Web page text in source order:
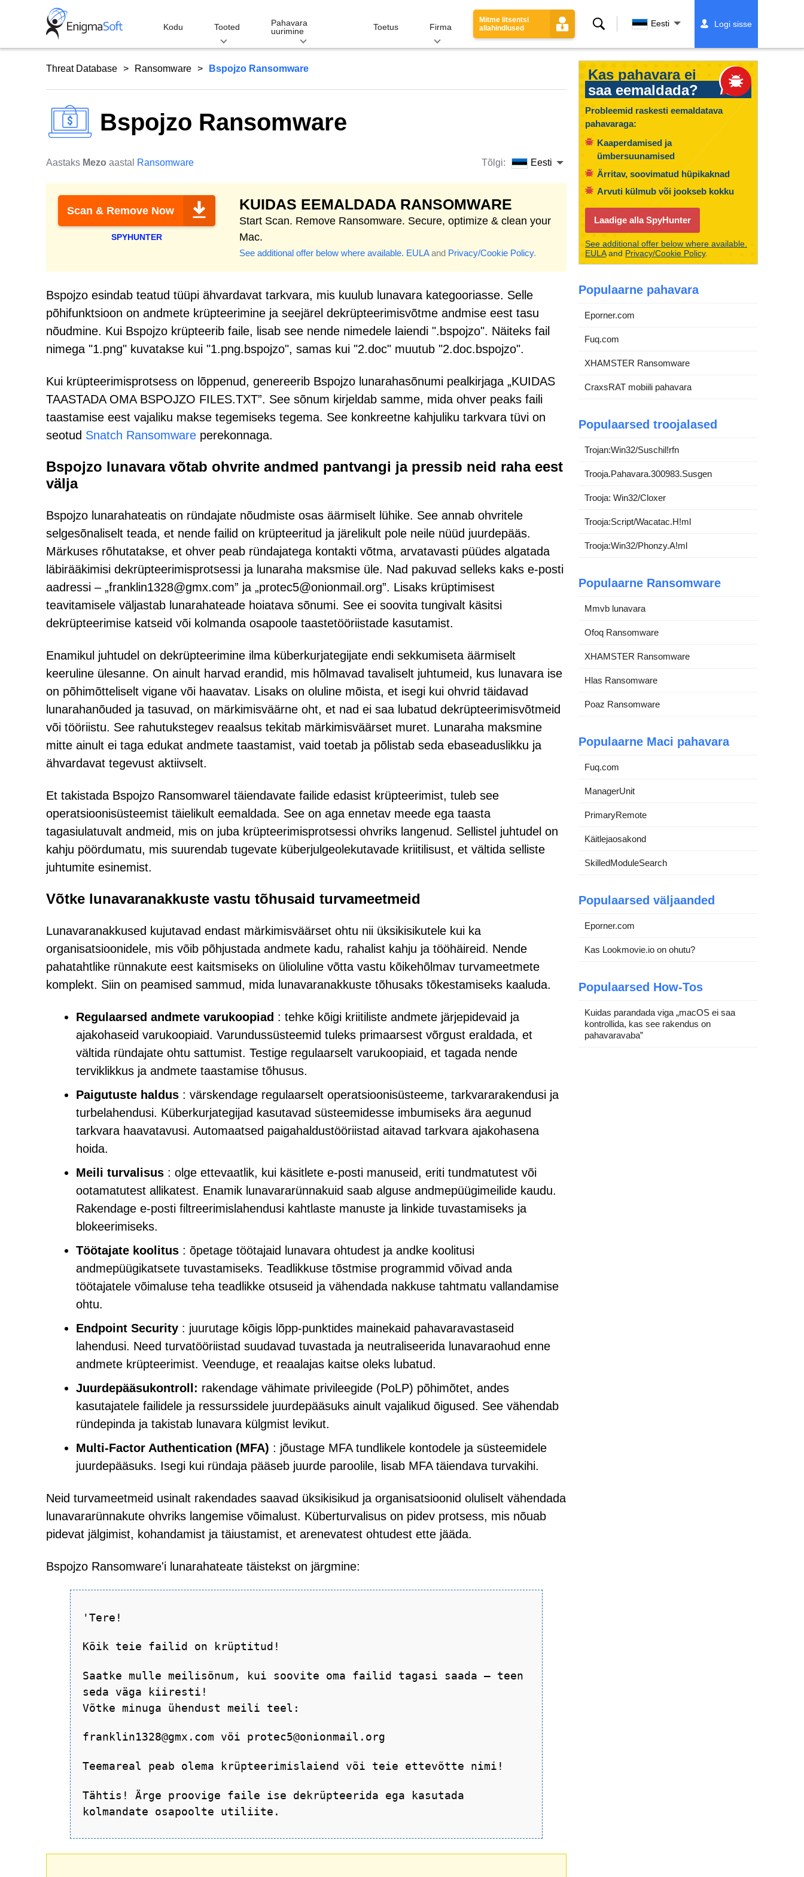
Kodu Tooted
Pahavara
uurimine
Toetus Firma
Mitme litsentsi
allahindlused
Otsing Eesti Logi sisse
Threat Database Ransomware Bspojzo Ransomware
Bspojzo Ransomware
Aastaks Mezo aastal Ransomware Tõlgi: Eesti
Scan & Remove Now
SPYHUNTER
KUIDAS EEMALDADA RANSOMWARE
Start Scan. Remove Ransomware. Secure, optimize & clean your
Mac.
See additional offer below where available. EULAand Privacy/Cookie Policy.
Bspojzo esindab teatud tüüpi ähvardavat tarkvara, mis kuulub lunavara kategooriasse. Selle
põhifunktsioon on andmete krüpteerimine ja seejärel dekrüpteerimisvõtme andmise eest tasu
nõudmine. Kui Bspojzo krüpteerib faile, lisab see nende nimedele laiendi ".bspojzo". Näiteks fail
nimega "1.png" kuvatakse kui "1.png.bspojzo", samas kui "2.doc" muutub "2.doc.bspojzo".
Kui krüpteerimisprotsess on lõppenud, genereerib Bspojzo lunarahasõnumi pealkirjaga „KUIDAS
TAASTADA OMA BSPOJZO FILES.TXT”. See sõnum kirjeldab samme, mida ohver peaks faili
taastamise eest vajaliku makse tegemiseks tegema. See konkreetne kahjuliku tarkvara tüvi on
seotud Snatch Ransomware perekonnaga.
Bspojzo lunavara võtab ohvrite andmed pantvangi ja pressib neid raha eest
välja
Bspojzo lunarahateatis on ründajate nõudmiste osas äärmiselt lühike. See annab ohvritele
selgesõnaliselt teada, et nende failid on krüpteeritud ja järelikult pole neile nüüd juurdepääs.
Märkuses rõhutatakse, et ohver peab ründajatega kontakti võtma, arvatavasti püüdes algatada
läbirääkimisi dekrüpteerimisprotsessi ja lunaraha maksmise üle. Nad pakuvad selleks kaks e-posti
aadressi – „franklin1328@gmx.com” ja „protec5@onionmail.org”. Lisaks krüptimisest
teavitamisele väljastab lunarahateade hoiatava sõnumi. See ei soovita tungivalt käsitsi
dekrüpteerimise katseid või kolmanda osapoole taastetööriistade kasutamist.
Enamikul juhtudel on dekrüpteerimine ilma küberkurjategijate endi sekkumiseta äärmiselt
keeruline ülesanne. On ainult harvad erandid, mis hõlmavad tavaliselt juhtumeid, kus lunavara ise
on põhimõtteliselt vigane või haavatav. Lisaks on oluline mõista, et isegi kui ohvrid täidavad
lunarahanõuded ja tasuvad, on märkimisväärne oht, et nad ei saa lubatud dekrüpteerimisvõtmeid
või tööriistu. See rahutukstegev reaalsus tekitab märkimisväärset muret. Lunaraha maksmine
mitte ainult ei taga edukat andmete taastamist, vaid toetab ja põlistab seda ebaseaduslikku ja
ähvardavat tegevust aktiivselt.
Et takistada Bspojzo Ransomwarel täiendavate failide edasist krüpteerimist, tuleb see
operatsioonisüsteemist täielikult eemaldada. See on aga ennetav meede ega taasta
tagasiulatuvalt andmeid, mis on juba krüpteerimisprotsessi ohvriks langenud. Sellistel juhtudel on
kahju pöördumatu, mis suurendab tugevate küberjulgeolekutavade kriitilisust, et vältida selliste
juhtumite esinemist.
Võtke lunavaranakkuste vastu tõhusaid turvameetmeid
Lunavaranakkused kujutavad endast märkimisväärset ohtu nii üksikisikutele kui ka
organisatsioonidele, mis võib põhjustada andmete kadu, rahalist kahju ja tööhäireid. Nende
pahatahtlike rünnakute eest kaitsmiseks on ülioluline võtta vastu kõikehõlmav turvameetmete
komplekt. Siin on peamised sammud, mida lunavaranakkuste tõhusaks tõkestamiseks kaaluda.
Regulaarsed andmete varukoopiad : tehke kõigi kriitiliste andmete järjepidevaid ja
ajakohaseid varukoopiaid. Varundussüsteemid tuleks primaarsest võrgust eraldada, et
vältida ründajate ohtu sattumist. Testige regulaarselt varukoopiaid, et tagada nende
terviklikkus ja andmete taastamise tõhusus.
Paigutuste haldus : värskendage regulaarselt operatsioonisüsteeme, tarkvararakendusi ja
turbelahendusi. Küberkurjategijad kasutavad süsteemidesse imbumiseks ära aegunud
tarkvara haavatavusi. Automaatsed paigahaldustööriistad aitavad tarkvara ajakohasena
hoida.
Meili turvalisus : olge ettevaatlik, kui käsitlete e-posti manuseid, eriti tundmatutest või
ootamatutest allikatest. Enamik lunavararünnakuid saab alguse andmepüügimeilide kaudu.
Rakendage e-posti filtreerimislahendusi kahtlaste manuste ja linkide tuvastamiseks ja
blokeerimiseks.
Töötajate koolitus : õpetage töötajaid lunavara ohtudest ja andke koolitusi
andmepüügikatsete tuvastamiseks. Teadlikkuse tõstmise programmid võivad anda
töötajatele võimaluse teha teadlikke otsuseid ja vähendada nakkuse tahtmatu vallandamise
ohtu.
Endpoint Security : juurutage kõigis lõpp-punktides mainekaid pahavaravastaseid
lahendusi. Need turvatööriistad suudavad tuvastada ja neutraliseerida lunavaraohud enne
andmete krüpteerimist. Veenduge, et reaalajas kaitse oleks lubatud.
Juurdepääsukontroll: rakendage vähimate privileegide (PoLP) põhimõtet, andes
kasutajatele failidele ja ressurssidele juurdepääsuks ainult vajalikud õigused. See vähendab
ründepinda ja takistab lunavara külgmist levikut.
Multi-Factor Authentication (MFA) : jõustage MFA tundlikele kontodele ja süsteemidele
juurdepääsuks. Isegi kui ründaja pääseb juurde paroolile, lisab MFA täiendava turvakihi.
Neid turvameetmeid usinalt rakendades saavad üksikisikud ja organisatsioonid oluliselt vähendada
lunavararünnakute ohvriks langemise võimalust. Küberturvalisus on pidev protsess, mis nõuab
pidevat jälgimist, kohandamist ja täiustamist, et arenevatest ohtudest ette jääda.
Bspojzo Ransomware'i lunarahateate täistekst on järgmine:
'Tere!
Kõik teie failid on krüptitud!
Saatke mulle meilisõnum, kui soovite oma failid tagasi saada – teen
seda väga kiiresti!
Võtke minuga ühendust meili teel:
franklin1328@gmx.com või protec5@onionmail.org
Teemareal peab olema krüpteerimislaiend või teie ettevõtte nimi!
Tähtis! Ärge proovige faile ise dekrüpteerida ega kasutada
kolmandate osapoolte utiliite.
Kas pahavara ei
saa eemaldada?
Probleemid raskesti eemaldatava
pahavaraga:
Kaaperdamised ja
ümbersuunamised
Ärritav, soovimatud hüpikaknad
Arvuti külmub või jookseb kokku
Laadige alla SpyHunter
See additional offer below where available.
EULAand Privacy/Cookie Policy.
Populaarne pahavara
Eporner.com
Fuq.com
XHAMSTER Ransomware
CraxsRAT mobiili pahavara
Populaarsed troojalased
Trojan:Win32/Suschil!rfn
Trooja.Pahavara.300983.Susgen
Trooja: Win32/Cloxer
Trooja:Script/Wacatac.H!ml
Trooja:Win32/Phonzy.A!ml
Populaarne Ransomware
Mmvb lunavara
Ofoq Ransomware
XHAMSTER Ransomware
Hlas Ransomware
Poaz Ransomware
Populaarne Maci pahavara
Fuq.com
ManagerUnit
PrimaryRemote
Käitlejaosakond
SkilledModuleSearch
Populaarsed väljaanded
Eporner.com
Kas Lookmovie.io on ohutu?
Populaarsed How-Tos
Kuidas parandada viga „macOS ei saa
kontrollida, kas see rakendus on
pahavaravaba”